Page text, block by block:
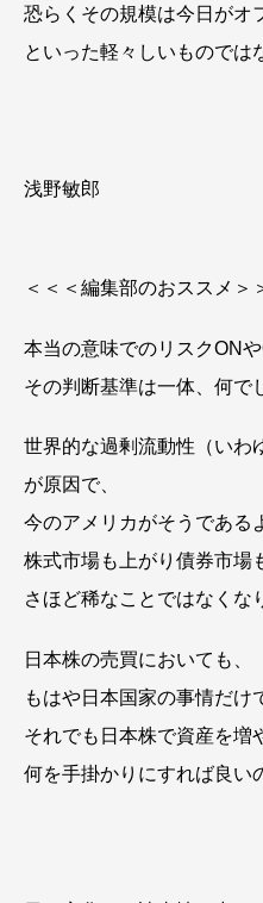
恐らくその規模は今日がオ
といった軽々しいものでは
浅野敏郎
＜＜＜編集部のおススメ＞
本当の意味でのリスクONや
その判断基準は一体、何で
世界的な過剰流動性（いわ
が原因で、
今のアメリカがそうである
株式市場も上がり債券市場
さほど稀なことではなくな
日本株の売買においても、
もはや日本国家の事情だけ
それでも日本株で資産を増
何を手掛かりにすれば良い